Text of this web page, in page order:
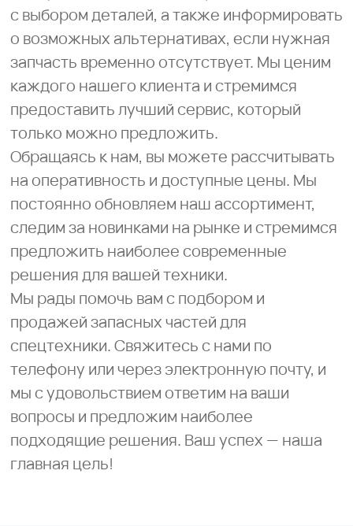
с выбором деталей, а также информировать
о возможных альтернативах, если нужная
запчасть временно отсутствует. Мы ценим
каждого нашего клиента и стремимся
предоставить лучший сервис, который
только можно предложить.
Обращаясь к нам, вы можете рассчитывать
на оперативность и доступные цены. Мы
постоянно обновляем наш ассортимент,
следим за новинками на рынке и стремимся
предложить наиболее современные
решения для вашей техники.
Мы рады помочь вам с подбором и
продажей запасных частей для
спецтехники. Свяжитесь с нами по
телефону или через электронную почту, и
мы с удовольствием ответим на ваши
вопросы и предложим наиболее
подходящие решения. Ваш успех — наша
главная цель!